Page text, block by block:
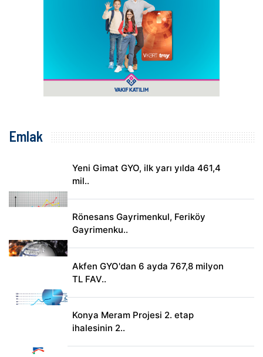
Emlak
Yeni Gimat GYO, ilk yarı yılda 461,4
mil..
Rönesans Gayrimenkul, Feriköy
Gayrimenku..
Akfen GYO'dan 6 ayda 767,8 milyon
TL FAV..
Konya Meram Projesi 2. etap
ihalesinin 2..